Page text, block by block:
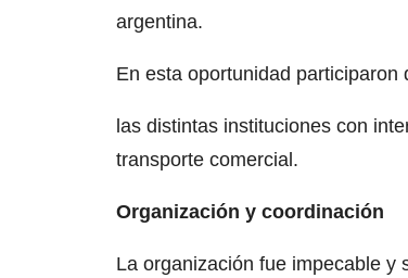
argentina.
En esta oportunidad
las distintas instituciones con
transporte comercial.
Organización y coordinación
La organización fue impecable y